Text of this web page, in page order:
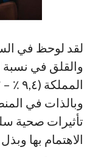
لقد لوحظ في
والقلق في نسبة
وبالذات في
تأثيرات صحية
الاهتمام بها